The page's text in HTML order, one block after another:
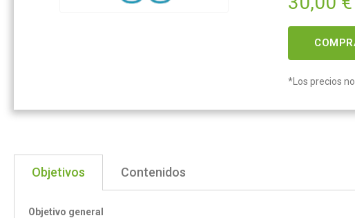
*Los precios
Objetivos Contenidos
Objetivo general